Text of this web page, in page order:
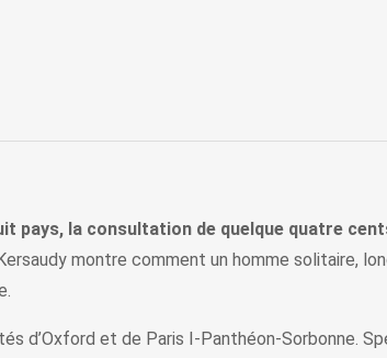
pays, la consultation de quelque quatre
montre comment un homme solitaire,
d’Oxford et de Paris I-Panthéon-Sorbonne.